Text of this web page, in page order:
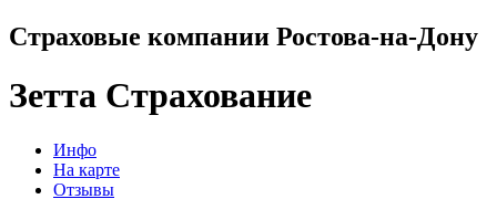
Страховые компании Ростова-на-Дону
Зетта Страхование
Инфо
На карте
Отзывы